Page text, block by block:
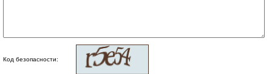
Код безопасности: